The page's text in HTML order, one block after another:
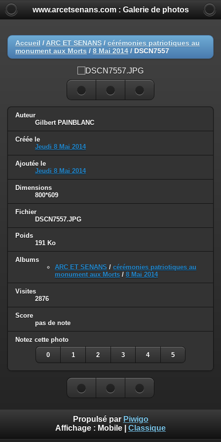
www.arcetsenans.com : Galerie de photos
Accueil / ARC ET SENANS / cérémonies patriotiques au
monument aux Morts / 8 Mai 2014 / DSCN7557
Auteur
Gilbert PAINBLANC
Créée le
Jeudi 8 Mai 2014
Ajoutée le
Jeudi 8 Mai 2014
Dimensions
800*609
Fichier
DSCN7557.JPG
Poids
191 Ko
Albums
ARC ET SENANS / cérémonies patriotiques au
monument aux Morts / 8 Mai 2014
Visites
2876
Score
pas de note
Notez cette photo
0 1 2 3 4 5
Propulsé par Piwigo
Affichage : Mobile Classique